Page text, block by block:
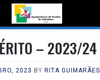
– 2023/24
2023 BY RITA GUIMARÃES